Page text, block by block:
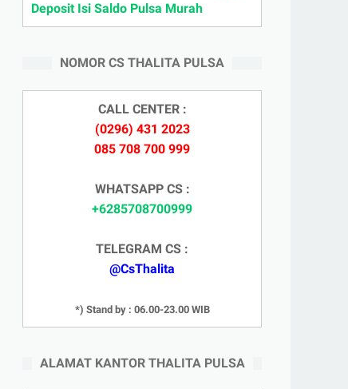
Deposit Isi Saldo Pulsa Murah
NOMOR CS THALITA PULSA
CALL CENTER :
(0296) 431 2023
085 708 700 999
WHATSAPP CS :
+6285708700999
TELEGRAM CS :
@CsThalita
*) Stand by : 06.00-23.00 WIB
ALAMAT KANTOR THALITA PULSA